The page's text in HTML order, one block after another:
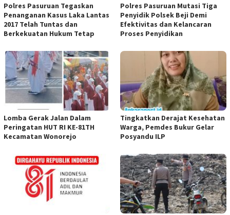
Polres Pasuruan Tegaskan
Penanganan Kasus Laka Lantas
2017 Telah Tuntas dan
Berkekuatan Hukum Tetap
Polres Pasuruan Mutasi Tiga
Penyidik Polsek Beji Demi
Efektivitas dan Kelancaran
Proses Penyidikan
Lomba Gerak Jalan Dalam
Peringatan HUT RI KE-81TH
Kecamatan Wonorejo
Tingkatkan Derajat Kesehatan
Warga, Pemdes Bukur Gelar
Posyandu ILP